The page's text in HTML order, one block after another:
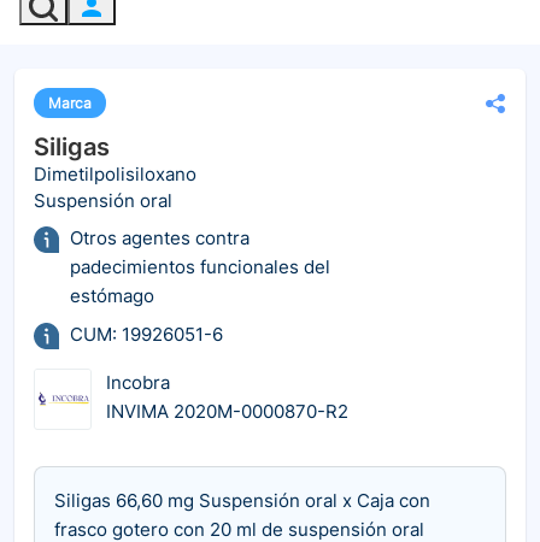
Marca
Siligas
Dimetilpolisiloxano
Suspensión oral
Otros agentes contra
padecimientos funcionales del
estómago
CUM: 19926051-6
Incobra
INVIMA 2020M-0000870-R2
Siligas 66,60 mg Suspensión oral x Caja con
frasco gotero con 20 ml de suspensión oral